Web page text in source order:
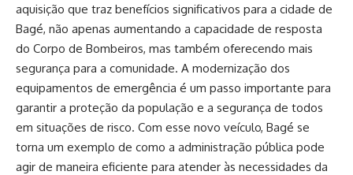
aquisição que traz benefícios significativos para a cidade de
Bagé, não apenas aumentando a capacidade de resposta
do Corpo de Bombeiros, mas também oferecendo mais
segurança para a comunidade. A modernização dos
equipamentos de emergência é um passo importante para
garantir a proteção da população e a segurança de todos
em situações de risco. Com esse novo veículo, Bagé se
torna um exemplo de como a administração pública pode
agir de maneira eficiente para atender às necessidades da